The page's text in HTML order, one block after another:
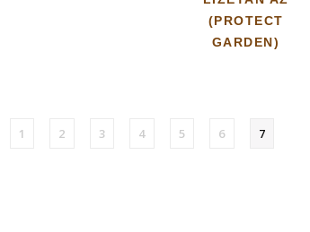
(PROTECT
GARDEN)
1 2 3 4 5 6 7